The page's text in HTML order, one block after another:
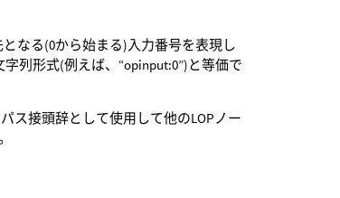
なる(0から始まる)入力番号を表現し
列形式(例えば、“opinput:0”)と等価で
ス接頭辞として使用して他のLOPノー